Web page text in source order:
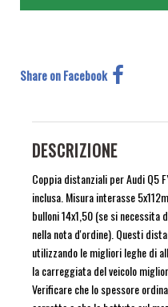
Share on Facebook
DESCRIZIONE
Coppia distanziali per Audi Q5
inclusa. Misura interasse
bulloni 14x1,50 (se si
nella nota d'ordine). Questi
utilizzando le migliori leghe di
la carreggiata del veicolo
Verificare che lo spessore